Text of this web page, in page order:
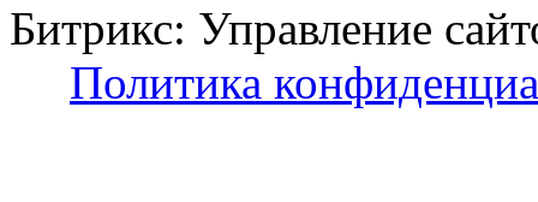
Битрикс: Управление
Политика